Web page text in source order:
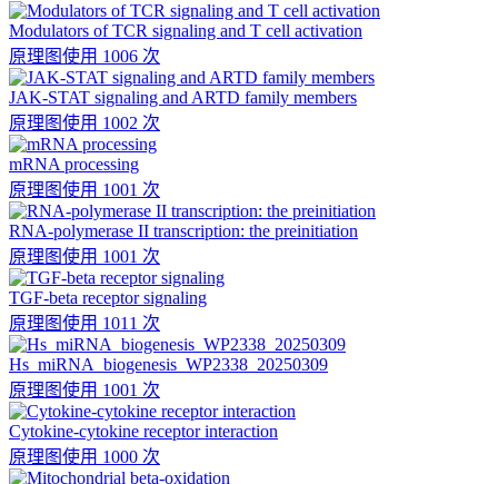
Modulators of TCR signaling and T cell activation
原理图使用 1006 次
JAK-STAT signaling and ARTD family members
原理图使用 1002 次
mRNA processing
原理图使用 1001 次
RNA-polymerase II transcription: the preinitiation
原理图使用 1001 次
TGF-beta receptor signaling
原理图使用 1011 次
Hs_miRNA_biogenesis_WP2338_20250309
原理图使用 1001 次
Cytokine-cytokine receptor interaction
原理图使用 1000 次